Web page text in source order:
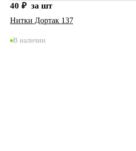
40 ₽ за шт
Нитки Дортак 137
В наличии